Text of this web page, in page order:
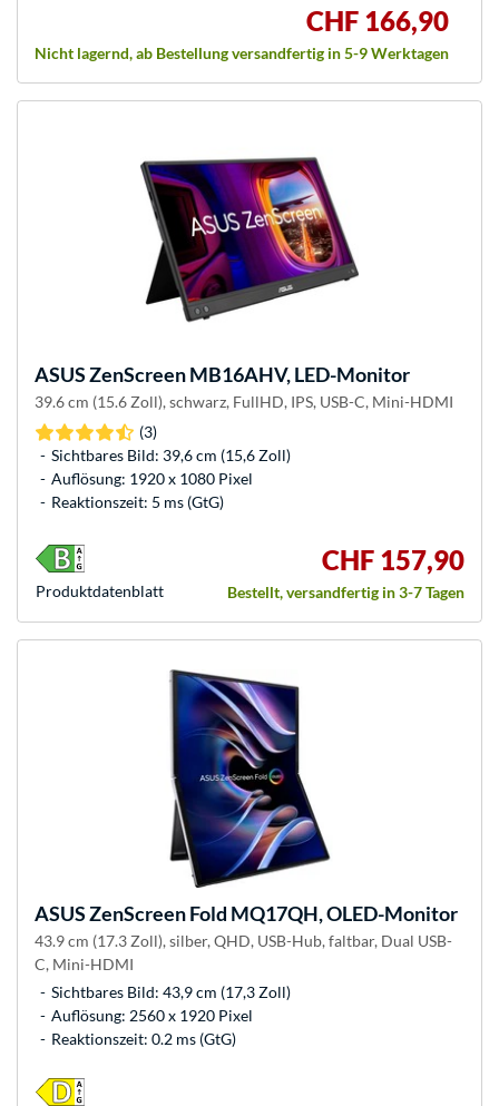
CHF 166,90
Nicht lagernd, ab Bestellung versandfertig in 5-9 Werktagen
ASUSZenScreen MB16AHV, LED-Monitor
39.6 cm (15.6 Zoll), schwarz, FullHD, IPS, USB-C, Mini-HDMI
(3)
Sichtbares Bild: 39,6 cm (15,6 Zoll)
Auflösung: 1920 x 1080 Pixel
Reaktionszeit: 5 ms (GtG)
CHF 157,90
Bestellt, versandfertig in 3-7 Tagen
Produkt­datenblatt
ASUSZenScreen Fold MQ17QH, OLED-Monitor
43.9 cm (17.3 Zoll), silber, QHD, USB-Hub, faltbar, Dual USB-
C, Mini-HDMI
Sichtbares Bild: 43,9 cm (17,3 Zoll)
Auflösung: 2560 x 1920 Pixel
Reaktionszeit: 0.2 ms (GtG)